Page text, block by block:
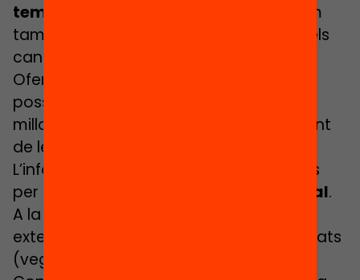
temporal
, sobretot entre els joves, com
també a processos de discriminació dels
candidats per raó de gènere i/o ètnia.
Oferint contractes estables i amb
possibilitats de carrera professional es
milloraria la utilització i desenvolupament
de les competències dels treballadors.
L’informe conclou amb altres propostes
per millorar l’
equitat educativa i laboral.
A la roda de premsa es lliurarà un
extens
amb els principals resultats
(vegeu tot el material relacionat).